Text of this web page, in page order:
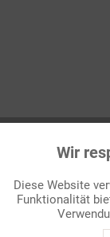
Arbeitsverträge
Urlaubszeiten ab,
Arbeitsstunden
Funktionale
Marketing
Wir
Diese Website
Funktionalität